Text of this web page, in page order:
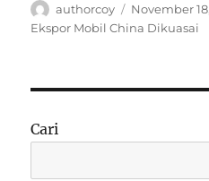
Author
authorcoy
Posted
on
November
Ekspor Mobil China Dikuasai
Cari